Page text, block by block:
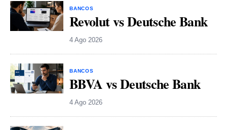
BANCOS
Revolut vs Deutsche Bank
4 Ago 2026
BANCOS
BBVA vs Deutsche Bank
4 Ago 2026